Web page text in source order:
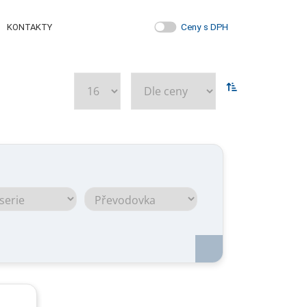
KONTAKTY Ceny s DPH